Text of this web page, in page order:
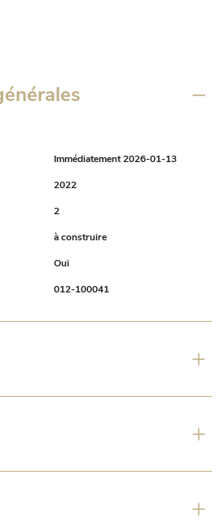
Immédiatement 2026-01-13
2022
2
à construire
Oui
012-100041